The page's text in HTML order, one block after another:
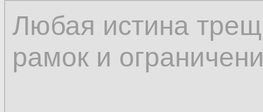
Любая истина
рамок и